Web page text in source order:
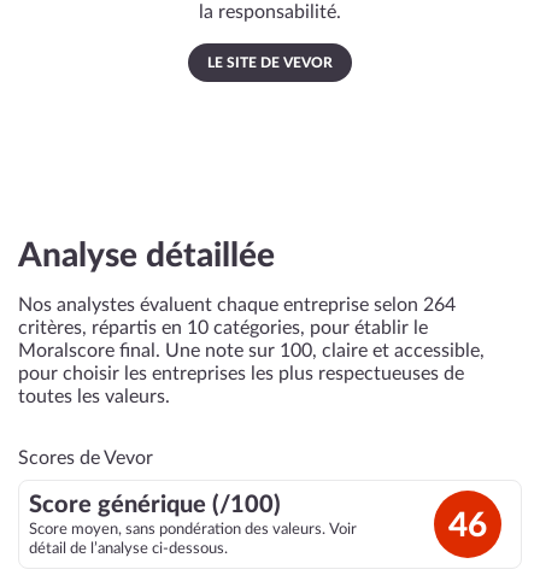
la responsabilité.
LE SITE DE VEVOR
Analyse détaillée
Nos analystes évaluent chaque entreprise selon 264
critères, répartis en 10 catégories, pour établir le
Moralscore final. Une note sur 100, claire et accessible,
pour choisir les entreprises les plus respectueuses de
toutes les valeurs.
Scores de Vevor
Score générique (/100)
Score moyen, sans pondération des valeurs. Voir
détail de l’analyse ci-dessous.
46